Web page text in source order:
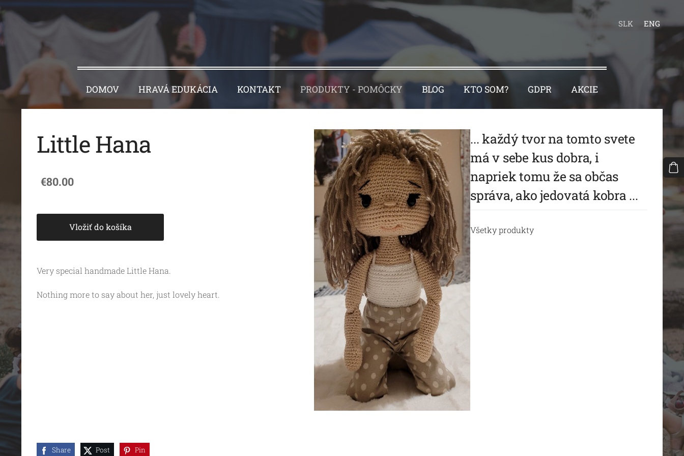
SLK ENG
DOMOV HRAVÁ EDUKÁCIA KONTAKT PRODUKTY - POMÔCKY BLOG KTO SOM? GDPR AKCIE
... každý tvor na tomto svete
má v sebe kus dobra, i
napriek tomu že sa občas
správa, ako jedovatá kobra ...
Všetky produkty
Little Hana
€80.00
Vložiť do košíka
Very special handmade Little Hana.
Nothing more to say about her, just lovely heart.
Share Post Pin